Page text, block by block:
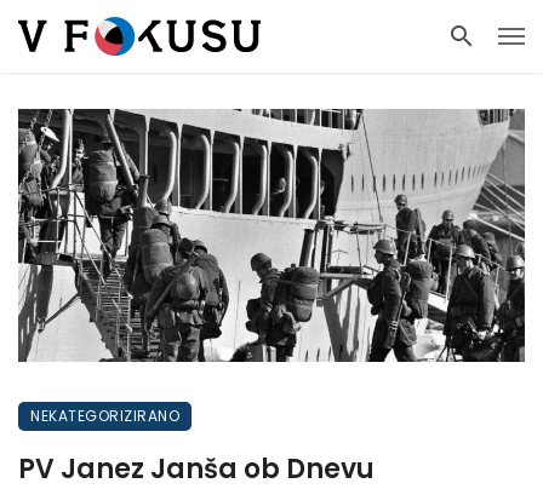
NEKATEGORIZIRANO
PV Janez Janša ob Dnevu